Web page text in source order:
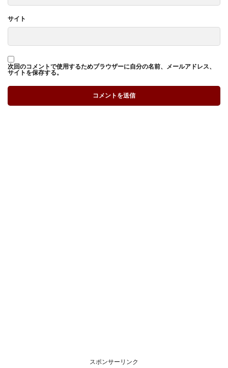
サイト
次回のコメントで使用するためブラウザーに自分の名前、メールアドレス、
サイトを保存する。
スポンサーリンク